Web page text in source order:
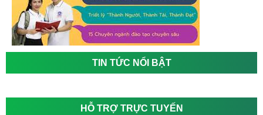
TIN TỨC NỔI BẬT
HỖ TRỢ TRỰC TUYẾN